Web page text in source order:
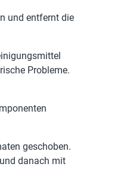
und entfernt die
Probleme.
geschoben.
danach mit